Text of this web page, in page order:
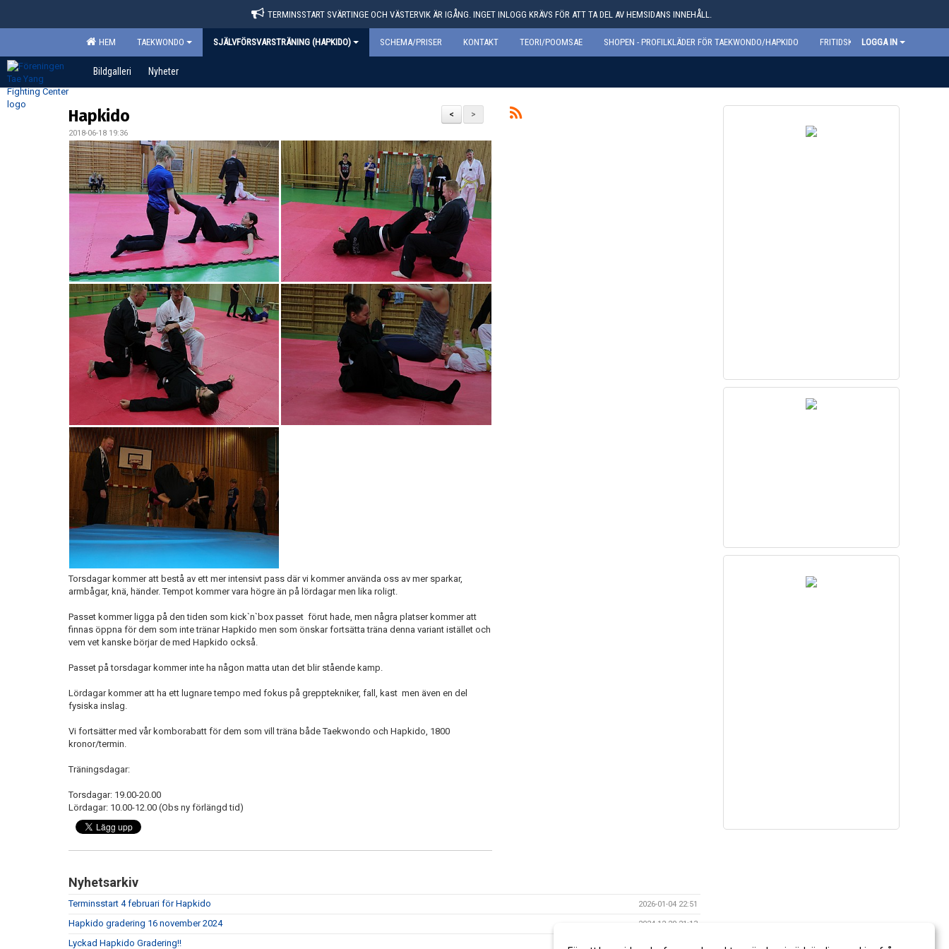
TERMINSSTART SVÄRTINGE OCH VÄSTERVIK ÄR IGÅNG. INGET INLOGG KRÄVS FÖR ATT TA DEL AV HEMSIDANS INNEHÅLL.
HEM TAEKWONDO SJÄLVFÖRSVARSTRÄNING (HAPKIDO) SCHEMA/PRISER KONTAKT TEORI/POOMSAE SHOPEN - PROFILKLÄDER FÖR TAEKWONDO/HAPKIDO FRITIDSKORTETLOGGA IN
Bildgalleri Nyheter
>
<
Hapkido
2018-06-18 19:36
Torsdagar kommer att bestå av ett mer intensivt pass där vi kommer använda oss av mer sparkar,
armbågar, knä, händer. Tempot kommer vara högre än på lördagar men lika roligt.
Passet kommer ligga på den tiden som kick`n`box passet förut hade, men några platser kommer att
finnas öppna för dem som inte tränar Hapkido men som önskar fortsätta träna denna variant istället och
vem vet kanske börjar de med Hapkido också.
Passet på torsdagar kommer inte ha någon matta utan det blir stående kamp.
Lördagar kommer att ha ett lugnare tempo med fokus på grepptekniker, fall, kast men även en del
fysiska inslag.
Vi fortsätter med vår komborabatt för dem som vill träna både Taekwondo och Hapkido, 1800
kronor/termin.
Träningsdagar:
Torsdagar: 19.00-20.00
Lördagar: 10.00-12.00 (Obs ny förlängd tid)
Nyhetsarkiv
Terminsstart 4 februari för Hapkido 2026-01-04 22:51
Hapkido gradering 16 november 2024 2024-12-29 21:13
Lyckad Hapkido Gradering!!